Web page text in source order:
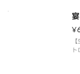
軍
※